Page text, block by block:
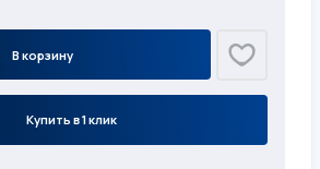
В корзину
Купить в 1 клик